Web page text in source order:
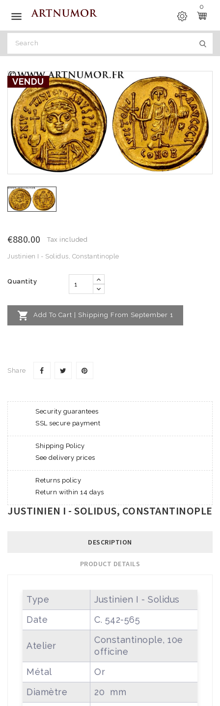

0
VENDU
€880.00 Tax included
Justinien I - Solidus, Constantinople
Quantity
 Add To Cart | Shipping From September 1
Share
Security guarantees
SSL secure payment
Shipping Policy
See delivery prices
Returns policy
Return within 14 days
JUSTINIEN I - SOLIDUS, CONSTANTINOPLE
DESCRIPTION
PRODUCT DETAILS
Type
Justinien I - Solidus
Date
C. 542-565
Atelier
Constantinople, 10e
officine
Métal
Or
Diamètre
20 mm